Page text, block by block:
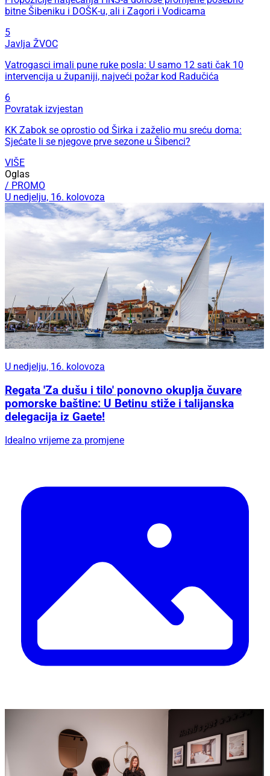
bitne Šibeniku i DOŠK-u, ali i Zagori i Vodicama
5
Javlja ŽVOC
Vatrogasci imali pune ruke posla: U samo 12 sati čak 10
intervencija u županiji, najveći požar kod Radučića
6
Povratak izvjestan
KK Zabok se oprostio od Širka i zaželio mu sreću doma:
Sjećate li se njegove prve sezone u Šibenci?
VIŠE
Oglas
/ PROMO
U nedjelju, 16. kolovoza
U nedjelju, 16. kolovoza
Regata 'Za dušu i tilo' ponovno okuplja čuvare
pomorske baštine: U Betinu stiže i talijanska
delegacija iz Gaete!
Idealno vrijeme za promjene